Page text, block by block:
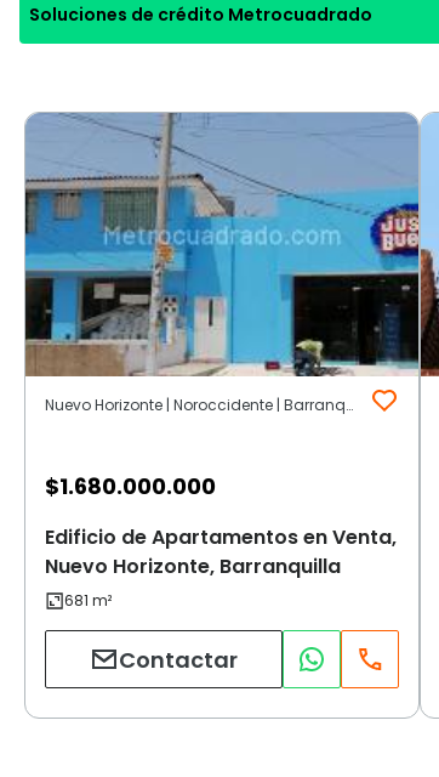
Soluciones de crédito Metrocuadrado
Nuevo Horizonte | Noroccidente | Barranquilla
$1.680.000.000
Edificio de Apartamentos en Venta,
Nuevo Horizonte, Barranquilla
Contactar